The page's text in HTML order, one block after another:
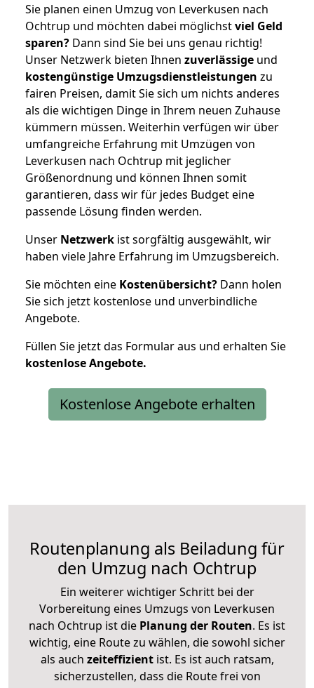
Sie planen einen Umzug von Leverkusen nach
Ochtrup und möchten dabei möglichstviel Geld
sparen? Dann sind Sie bei uns genau richtig!
Unser Netzwerk bieten Ihnen zuverlässige und
kostengünstige Umzugsdienstleistungen zu
fairen Preisen, damit Sie sich um nichts anderes
als die wichtigen Dinge in Ihrem neuen Zuhause
kümmern müssen. Weiterhin verfügen wir über
umfangreiche Erfahrung mit Umzügen von
Leverkusen nach Ochtrup mit jeglicher
Größenordnung und können Ihnen somit
garantieren, dass wir für jedes Budget eine
passende Lösung finden werden.
Unser Netzwerk ist sorgfältig ausgewählt, wir
haben viele Jahre Erfahrung im Umzugsbereich.
Sie möchten eine Kostenübersicht? Dann holen
Sie sich jetzt kostenlose und unverbindliche
Angebote.
Füllen Sie jetzt das Formular aus und erhalten Sie
kostenloseAngebote.
Kostenlose Angebote erhalten
Routenplanung als Beiladung für
den Umzug nach Ochtrup
Ein weiterer wichtiger Schritt bei der
Vorbereitung eines Umzugs von Leverkusen
nach Ochtrup ist die Planung der Routen. Es ist
wichtig, eine Route zu wählen, die sowohl sicher
als auch zeiteffizientist. Es ist auch ratsam,
sicherzustellen, dass die Route frei von